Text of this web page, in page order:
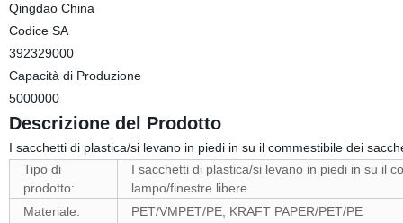
Qingdao China
Codice SA
392329000
Capacità di Produzione
5000000
Descrizione del Prodotto
I sacchetti di plastica/si levano in piedi in su il commestibile dei
Tipo di
prodotto:
I sacchetti di plastica/si levano in piedi in su il
lampo/finestre libere
Materiale:
PET/VMPET/PE, KRAFT PAPER/PET/PE